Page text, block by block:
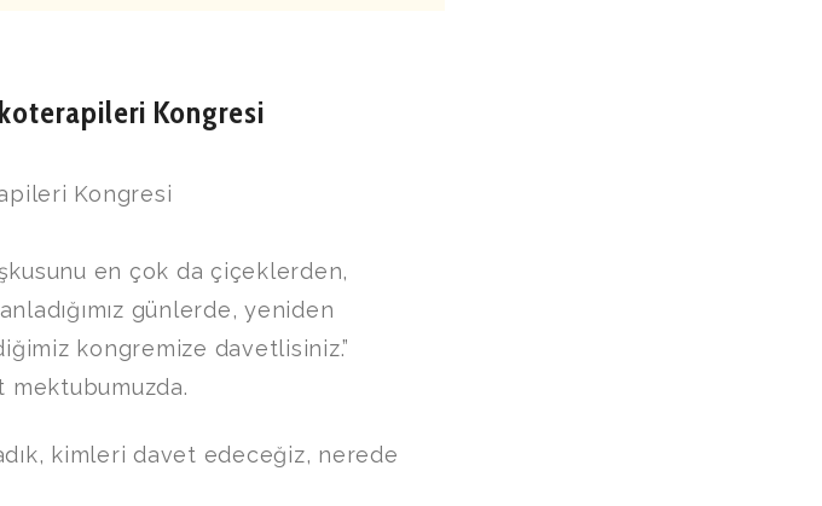
Kongresi
Kongresi
en çok da çiçeklerden,
günlerde, yeniden
kongremize davetlisiniz.”
mektubumuzda.
kimleri davet edeceğiz, nerede